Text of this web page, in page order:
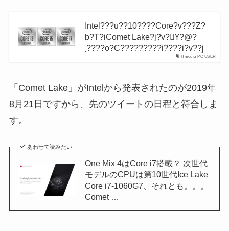
ITmedia PC USER
Intel???u??10????Core?v???Z?
b?T?iComet Lake?j?v?𔭕¥?@?
܂????o?C?????????i????i?v??j
「Comet Lake」がIntelから発表されたのが2019年
8月21日ですから、先のツイートの日程と符合しま
す。
あわせて読みたい
One Mix 4はCore i7搭載？ 次世代
モデルのCPUは第10世代Ice Lake
Core i7-1060G7、それとも。。。
Comet …